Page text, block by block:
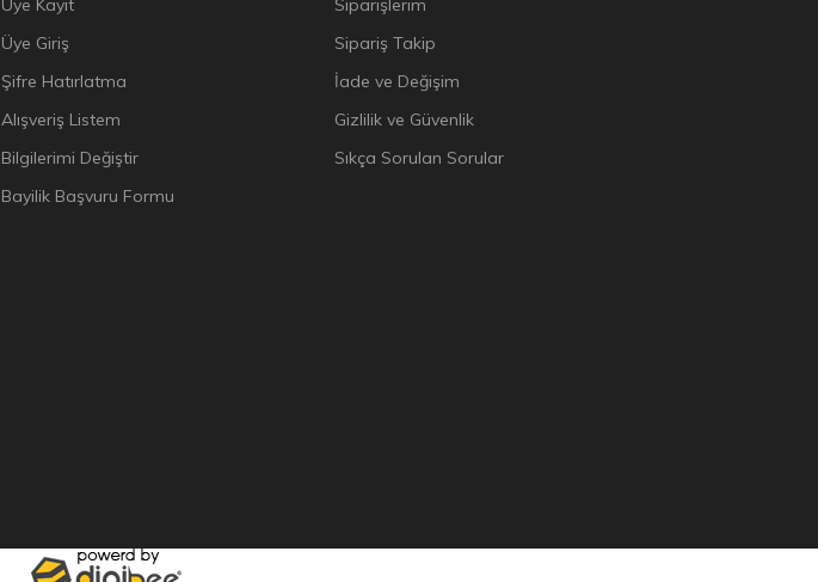
Üye Kayıt
Üye Giriş
Şifre Hatırlatma
Alışveriş Listem
Bilgilerimi Değiştir
Bayilik Başvuru Formu
Siparişlerim
Sipariş Takip
İade ve Değişim
Gizlilik ve Güvenlik
Sıkça Sorulan Sorular